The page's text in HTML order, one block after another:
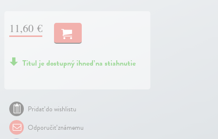
11,60 €
Titul je dostupný ihneď na stiahnutie
Pridať do wishlistu
Odporučiť známemu